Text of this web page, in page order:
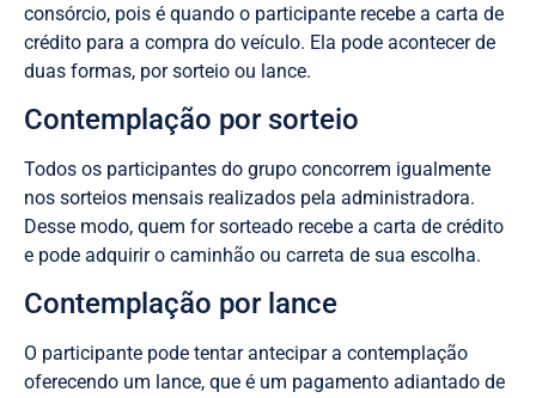
consórcio, pois é quando o participante recebe a carta de
crédito para a compra do veículo. Ela pode acontecer de
duas formas, por sorteio ou lance.
Contemplação por sorteio
Todos os participantes do grupo concorrem igualmente
nos sorteios mensais realizados pela administradora.
Desse modo, quem for sorteado recebe a carta de crédito
e pode adquirir o caminhão ou carreta de sua escolha.
Contemplação por lance
O participante pode tentar antecipar a contemplação
oferecendo um lance, que é um pagamento adiantado de